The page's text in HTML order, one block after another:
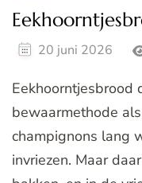
20 juni 2026
Eekhoorntjesbrood
bewaarmethode
champignons lang
invriezen. Maar